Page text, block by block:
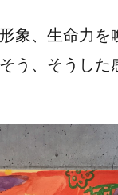
象、生命力を
う、そうした